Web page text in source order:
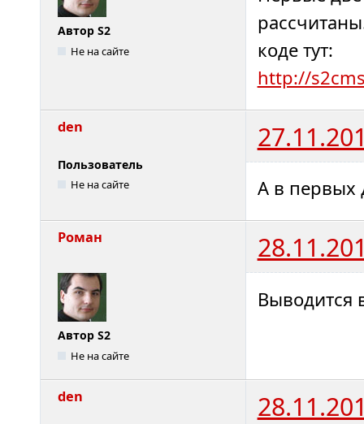
Автор S2
Не на сайте
коде тут:
http://
den
Пользователь
Не на сайте А в первых
Роман
Автор S2
Не на сайте
Выводится
den